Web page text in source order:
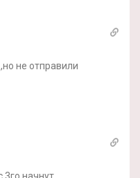
не отправили